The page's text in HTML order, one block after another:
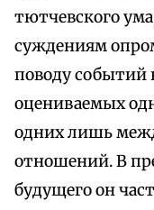
тютчевского
суждениям
поводу событий
оцениваемых
одних лишь
отношений. В
будущего он